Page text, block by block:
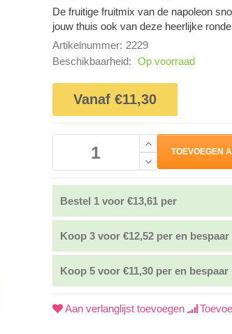
De fruitige fruitmix van de napoleon
jouw thuis ook van deze heerlijke
Artikelnummer: 2229
Beschikbaarheid:
Op voorraad
Vanaf €11,30
TOEVOEGEN
Bestel 1 voor €13,61 per
Koop 3 voor €12,52 per en bespaar
Koop 5 voor €11,30 per en bespaar
Aan verlanglijst toevoegen